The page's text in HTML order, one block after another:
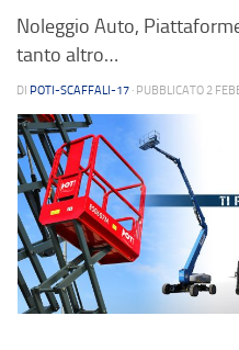
Noleggio Auto,
tanto altro…
DI POTI-SCAFFALI-17 · PUBBLICATO 2